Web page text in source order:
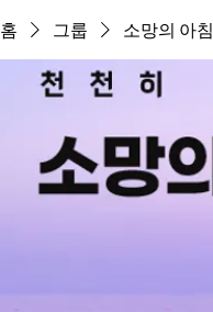
홈 그룹 소망의 아침